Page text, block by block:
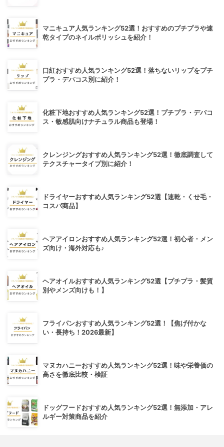
マニキュア人気ランキング52選！おすすめのプチプラや速
乾タイプのネイルポリッシュを紹介！
口紅おすすめ人気ランキング52選！落ちないリップをプチ
プラ・デパコス別に紹介！
化粧下地おすすめ人気ランキング52選！プチプラ・デパコ
ス・敏感肌向けナチュラル商品も登場！
クレンジングおすすめ人気ランキング52選！徹底調査して
テクスチャータイプ別に紹介！
ドライヤーおすすめ人気ランキング52選【速乾・くせ毛・
コスパ商品】
ヘアアイロンおすすめ人気ランキング52選！初心者・メン
ズ向け・海外対応も♪
ヘアオイルおすすめ人気ランキング52選【プチプラ・髪質
別やメンズ向けも！】
フライパンおすすめ人気ランキング52選！【焦げ付かな
い・長持ち！2026最新】
マヌカハニーおすすめ人気ランキング52選！味や栄養価の
高さを徹底比較・検証
ドッグフードおすすめ人気ランキング52選！無添加・アレ
ルギー対策商品を紹介